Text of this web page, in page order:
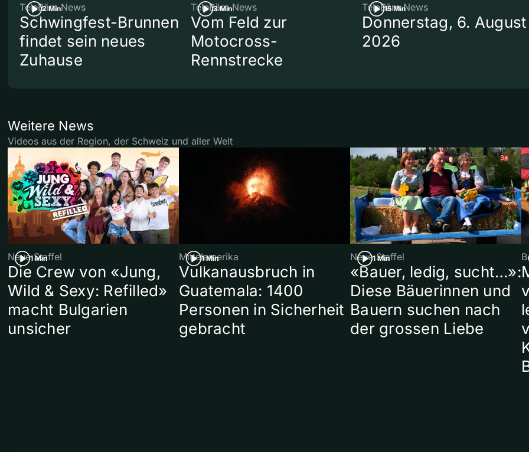
2 Min
TeleBärn News
Schwingfest-Brunnen
findet sein neues
Zuhause
3 Min
TeleBärn News
Vom Feld zur
Motocross-
Rennstrecke
15 Min
TeleBärn News
Donnerstag, 6. August
2026
Weitere News
Videos aus der Region, der Schweiz und aller Welt
1 Min
Neue Staffel
Die Crew von «Jung,
Wild & Sexy: Refilled»
macht Bulgarien
unsicher
1 Min
Mittelamerika
Vulkanausbruch in
Guatemala: 1400
Personen in Sicherheit
gebracht
1 Min
Neue Staffel
«Bauer, ledig, sucht…»:
Diese Bäuerinnen und
Bauern suchen nach
der grossen Liebe